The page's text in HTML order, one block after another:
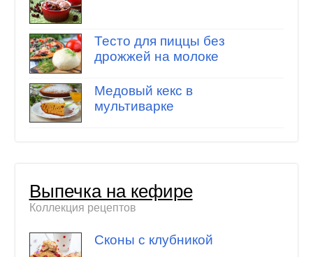
Тесто для пиццы без
дрожжей на молоке
Медовый кекс в
мультиварке
Выпечка на кефире
Коллекция рецептов
Сконы с клубникой